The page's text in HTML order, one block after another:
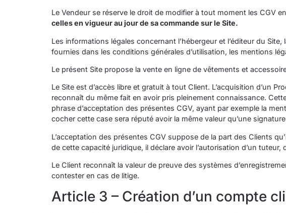
Le Vendeur se réserve le droit de modifier à tout moment les CGV
celles en vigueur au jour de sa commande sur le Site.
Les informations légales concernant l’hébergeur et l’éditeur du
fournies dans les conditions générales d’utilisation, les mentions
Le présent Site propose la vente en ligne de vêtements et
Le Site est d’accès libre et gratuit à tout Client. L’acquisition d’un
reconnaît du même fait en avoir pris pleinement connaissance.
phrase d’acceptation des présentes CGV, ayant par exemple la
cocher cette case sera réputé avoir la même valeur qu’une
L’acceptation des présentes CGV suppose de la part des Clients
de cette capacité juridique, il déclare avoir l’autorisation d’un
Le Client reconnaît la valeur de preuve des systèmes
contester en cas de litige.
Article 3 – Création d’un compte